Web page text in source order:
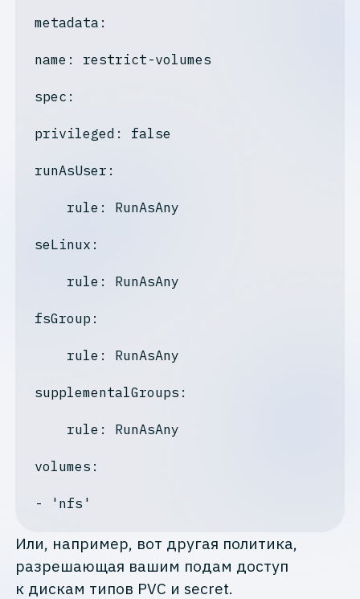
metadata:
name: restrict-volumes
spec:
privileged: false
runAsUser:
seLinux:
fsGroup:
supplementalGroups:
volumes:
Или, например, вот другая политика,
разрешающая вашим подам доступ
к дискам типов PVC и secret.